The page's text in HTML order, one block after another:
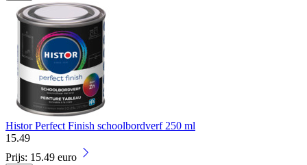
Histor Perfect Finish schoolbordverf 250 ml
15.49
Prijs: 15.49 euro